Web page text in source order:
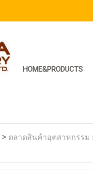
HOME&PRODUCTS
> ตลาดสินค้าอุตสาหกรรม